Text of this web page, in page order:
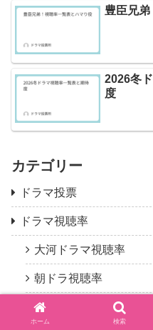
豊臣兄
2026冬
度
カテゴリー
ドラマ投票
ドラマ視聴率
大河ドラマ視聴率
朝ドラ視聴率
歴代視聴率
ホーム 検索